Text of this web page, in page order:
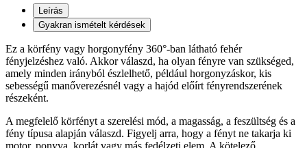
Leírás
Gyakran ismételt kérdések
Ez a körfény vagy horgonyfény 360°-ban látható fehér
fényjelzéshez való. Akkor válaszd, ha olyan fényre van szükséged,
amely minden irányból észlelhető, például horgonyzáskor, kis
sebességű manőverezésnél vagy a hajód előírt fényrendszerének
részeként.
A megfelelő körfényt a szerelési mód, a magasság, a feszültség és a
fény típusa alapján válaszd. Figyelj arra, hogy a fényt ne takarja ki